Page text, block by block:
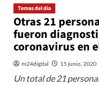
Temas del dia
Otras 21
fueron
coronavirus en
m24digital 15 junio, 2020
Un total de 21